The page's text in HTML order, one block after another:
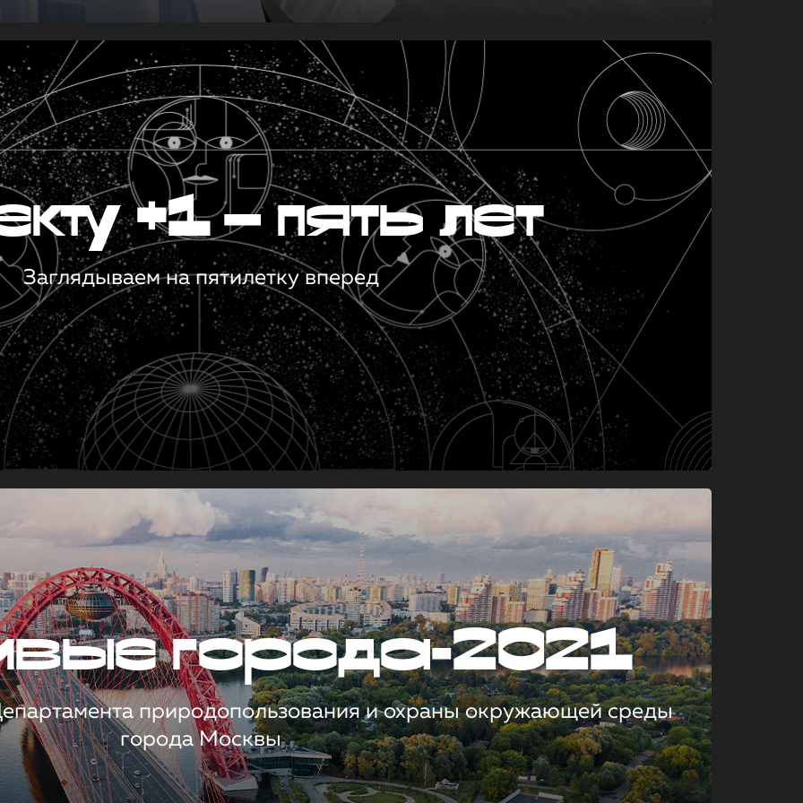
+1 — пять лет
Заглядываем на пятилетку вперед
города-2021
природопользования и охраны окружающей среды
города Москвы